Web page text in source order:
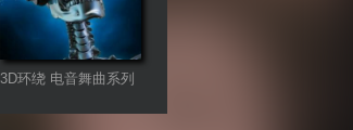
3D环绕 电音舞曲系列